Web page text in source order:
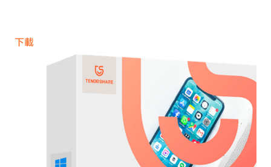
下載